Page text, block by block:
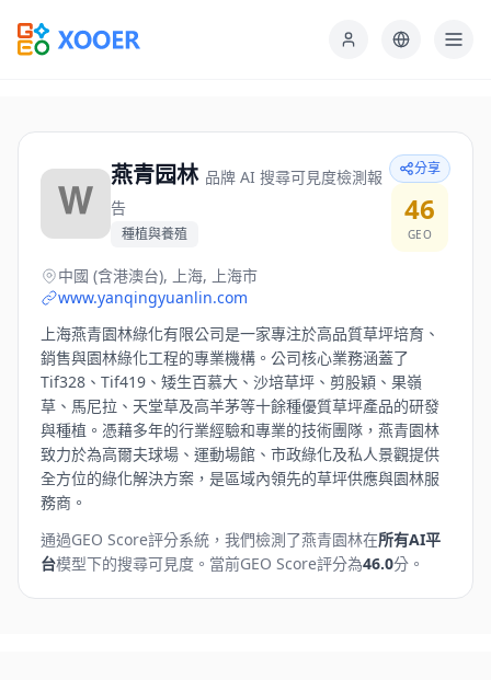
燕青园林 品牌 AI 搜尋可見度檢測報
告
種植與養殖
分享
46
GEO
中國 (含港澳台), 上海, 上海市
www.yanqingyuanlin.com
上海燕青園林綠化有限公司是一家專注於高品質草坪培育、
銷售與園林綠化工程的專業機構。公司核心業務涵蓋了
Tif328、Tif419、矮生百慕大、沙培草坪、剪股穎、果嶺
草、馬尼拉、天堂草及高羊茅等十餘種優質草坪產品的研發
與種植。憑藉多年的行業經驗和專業的技術團隊，燕青園林
致力於為高爾夫球場、運動場館、市政綠化及私人景觀提供
全方位的綠化解決方案，是區域內領先的草坪供應與園林服
務商。
通過GEO Score評分系統，我們檢測了燕青園林在所有AI平
台模型下的搜尋可見度。 當前GEO Score評分為46.0分。